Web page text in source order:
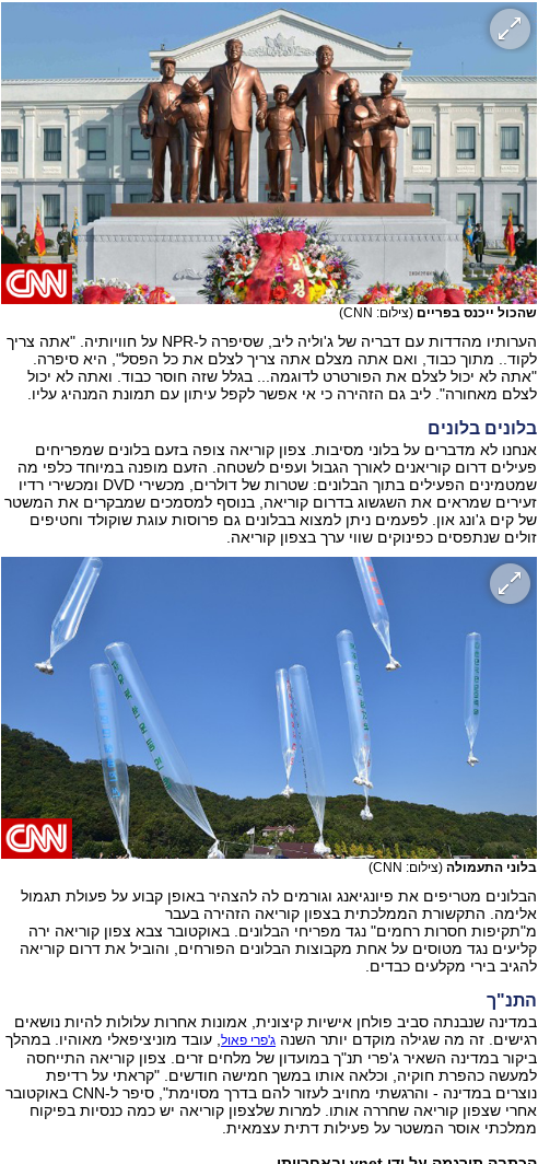
שהכול ייכנס בפריים (צילום: CNN)
הערותיו מהדדות עם דבריה של ג'וליה ליב, שסיפרה ל-NPR על חוויותיה. "אתה צריך
לקוד.. מתוך כבוד, ואם אתה מצלם אתה צריך לצלם את כל הפסל", היא סיפרה.
"אתה לא יכול לצלם את הפורטרט לדוגמה... בגלל שזה חוסר כבוד. ואתה לא יכול
לצלם מאחורה". ליב גם הזהירה כי אי אפשר לקפל עיתון עם תמונת המנהיג עליו.
בלונים בלונים
אנחנו לא מדברים על בלוני מסיבות. צפון קוריאה צופה בזעם בלונים שמפריחים
פעילים דרום קוריאנים לאורך הגבול ועפים לשטחה. הזעם מופנה במיוחד כלפי מה
שמטמינים הפעילים בתוך הבלונים: שטרות של דולרים, מכשירי DVD ומכשירי רדיו
זעירים שמראים את השגשוג בדרום קוריאה, בנוסף למסמכים שמבקרים את המשטר
של קים ג'ונג און. לפעמים ניתן למצוא בבלונים גם פרוסות עוגת שוקולד וחטיפים
זולים שנתפסים כפינוקים שווי ערך בצפון קוריאה.
בלוני התעמולה (צילום: CNN)
הבלונים מטריפים את פיונגיאנג וגורמים לה להצהיר באופן קבוע על פעולת תגמול
אלימה. התקשורת הממלכתית בצפון קוריאה הזהירה בעבר
מ"תקיפות חסרות רחמים" נגד מפריחי הבלונים. באוקטובר צבא צפון קוריאה ירה
קליעים נגד מטוסים על אחת מקבוצות הבלונים הפורחים, והוביל את דרום קוריאה
להגיב בירי מקלעים כבדים.
התנ"ך
במדינה שנבנתה סביב פולחן אישיות קיצונית, אמונות אחרות עלולות להיות נושאים
רגישים. זה מה שגילה מוקדם יותר השנה ג'פרי פאול, עובד מוניציפאלי מאוהיו. במהלך
ביקור במדינה השאיר ג'פרי תנ"ך במועדון של מלחים זרים. צפון קוריאה התייחסה
למעשה כהפרת חוקיה, וכלאה אותו במשך חמישה חודשים. "קראתי על רדיפת
נוצרים במדינה - והרגשתי מחויב לעזור להם בדרך מסוימת", סיפר ל-CNN באוקטובר
אחרי שצפון קוריאה שחררה אותו. למרות שלצפון קוריאה יש כמה כנסיות בפיקוח
ממלכתי אוסר המשטר על פעילות דתית עצמאית.